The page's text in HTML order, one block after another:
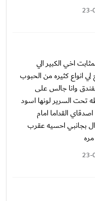
23-
اخي الكبير الي
انواع كثيره من الحبوب
وانا جالس على
السرير لونها اسود
القداما امام
بجانبي احسيه عقرب
23-